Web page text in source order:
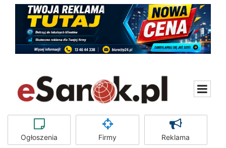
Ogłoszenia Firmy Reklama